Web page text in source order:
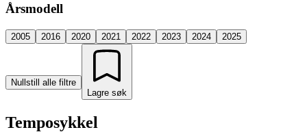
Årsmodell
2005 2016 2020 2021 2022 2023 2024 2025
Nullstill alle filtre
Lagre søk
Temposykkel